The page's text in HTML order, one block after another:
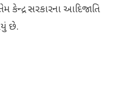
કેન્દ્ર સરકારના આદિજાતિ
છે.